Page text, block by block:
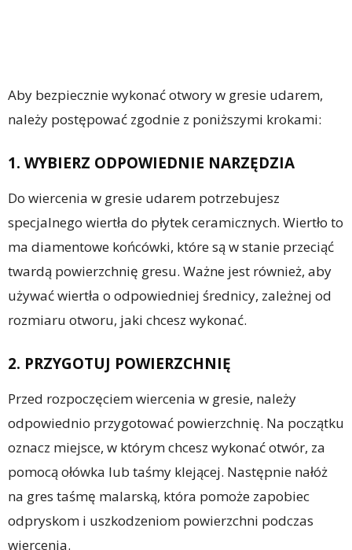
Aby bezpiecznie wykonać otwory w gresie udarem,
należy postępować zgodnie z poniższymi krokami:
1. WYBIERZ ODPOWIEDNIE NARZĘDZIA
Do wiercenia w gresie udarem potrzebujesz
specjalnego wiertła do płytek ceramicznych. Wiertło to
ma diamentowe końcówki, które są w stanie przeciąć
twardą powierzchnię gresu. Ważne jest również, aby
używać wiertła o odpowiedniej średnicy, zależnej od
rozmiaru otworu, jaki chcesz wykonać.
2. PRZYGOTUJ POWIERZCHNIĘ
Przed rozpoczęciem wiercenia w gresie, należy
odpowiednio przygotować powierzchnię. Na początku
oznacz miejsce, w którym chcesz wykonać otwór, za
pomocą ołówka lub taśmy klejącej. Następnie nałóż
na gres taśmę malarską, która pomoże zapobiec
odpryskom i uszkodzeniom powierzchni podczas
wiercenia.